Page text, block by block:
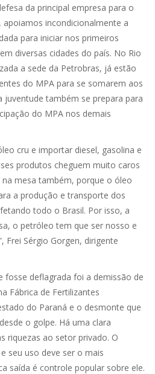
da principal empresa para o
apoiamos incondicionalmente a
para iniciar nos primeiros
diversas cidades do país. No Rio
a sede da Petrobras, já estão
do MPA para se somarem aos
juventude também se prepara para
do MPA nos demais
cru e importar diesel, gasolina e
produtos cheguem muito caros
mesa também, porque o óleo
a produção e transporte dos
todo o Brasil. Por isso, a
o petróleo tem que ser nosso e
Frei Sérgio Gorgen, dirigente
fosse deflagrada foi a demissão de
Fábrica de Fertilizantes
do Paraná e o desmonte que
o golpe. Há uma clara
riquezas ao setor privado. O
seu uso deve ser o mais
saída é controle popular sobre ele.